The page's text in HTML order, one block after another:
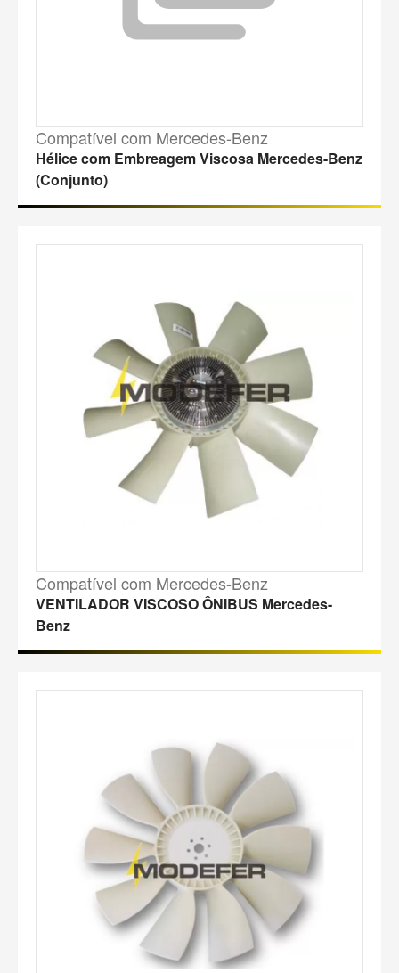
Compatível com Mercedes-Benz
Hélice com Embreagem Viscosa Mercedes-Benz
(Conjunto)
Compatível com Mercedes-Benz
VENTILADOR VISCOSO ÔNIBUS Mercedes-
Benz